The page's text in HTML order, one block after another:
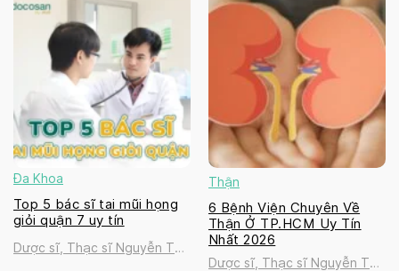
Đa Khoa
Top 5 bác sĩ tai mũi họng
giỏi quận 7 uy tín
Dược sĩ, Thạc sĩ Nguyễn Thị
Thận
6 Bệnh Viện Chuyên Về
Thận Ở TP.HCM Uy Tín
Nhất 2026
Dược sĩ, Thạc sĩ Nguyễn Thị